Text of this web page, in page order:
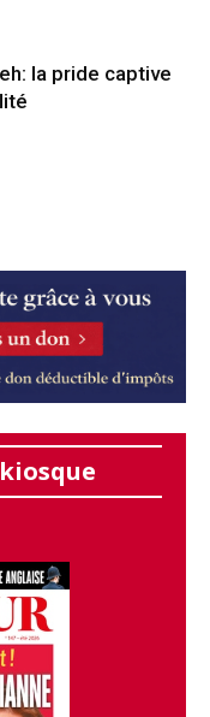
la pride captive